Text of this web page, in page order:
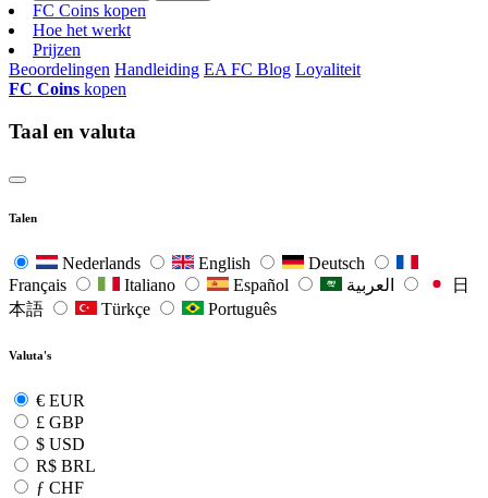
FC Coins kopen
Hoe het werkt
Prijzen
Beoordelingen Handleiding EA FC Blog Loyaliteit
FC Coins kopen
Taal en valuta
Talen
Nederlands English
Deutsch
Français
Italiano Español
日
本語
Türkçe Português
Valuta's
€ EUR
£ GBP
$ USD
R$ BRL
ƒ CHF